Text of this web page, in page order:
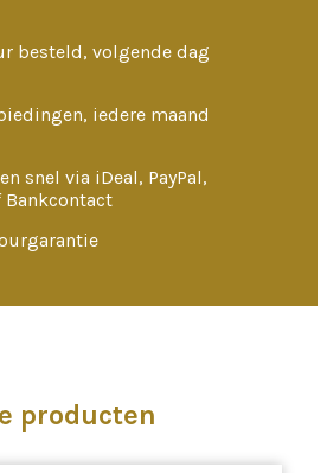
besteld, volgende dag
iedere maand
snel via iDeal, PayPal,
producten